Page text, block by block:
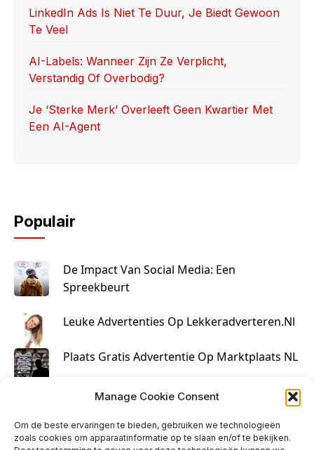
Manage Cookie Consent
Om de beste ervaringen te bieden, gebruiken we technologieën
zoals cookies om apparaatinformatie op te slaan en/of te bekijken.
LinkedIn Ads Is Niet Te Duur, Je Biedt Gewoon
Te Veel
AI-Labels: Wanneer Zijn Ze Verplicht,
Verstandig Of Overbodig?
Je ‘sterke Merk’ Overleeft Geen Kwartier Met
Een AI-Agent
Populair
De Impact Van Social Media: Een
Spreekbeurt
Leuke Advertenties Op Lekkeradverteren.nl
Plaats Gratis Advertentie Op Marktplaats NL
Kruisbestuiving Voor Succesvolle Marketing